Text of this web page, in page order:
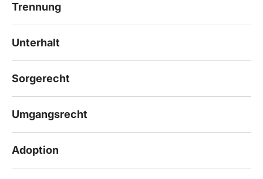
Trennung
Unterhalt
Sorgerecht
Umgangsrecht
Adoption